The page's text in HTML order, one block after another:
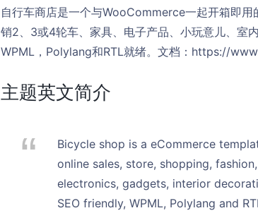
自行车商店是一个与WooCommerce一起开箱即
销2、3或4轮车、家具、电子产品、小玩意儿、室
WPML，Polylang和RTL就绪。文档：https://
主题英文简介
Bicycle shop is a eCommerce
online sales, store, shopping,
electronics, gadgets, interior
SEO friendly, WPML, Polylang and